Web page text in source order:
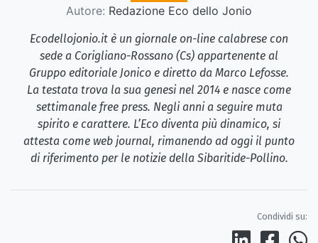
Autore: Redazione Eco dello Jonio
Ecodellojonio.it è un giornale on-line calabrese con
sede a Corigliano-Rossano (Cs) appartenente al
Gruppo editoriale Jonico e diretto da Marco Lefosse.
La testata trova la sua genesi nel 2014 e nasce come
settimanale free press. Negli anni a seguire muta
spirito e carattere. L’Eco diventa più dinamico, si
attesta come web journal, rimanendo ad oggi il punto
di riferimento per le notizie della Sibaritide-Pollino.
Condividi su: